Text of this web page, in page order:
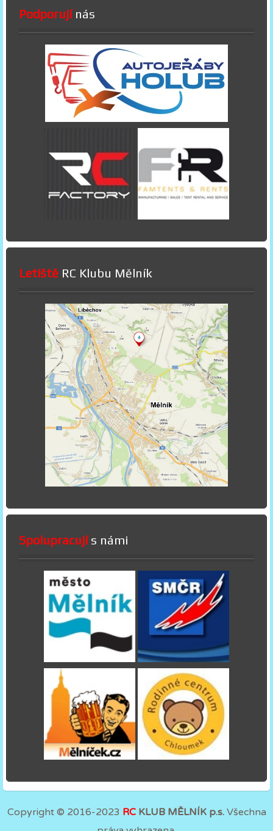
Podporujínás
Letiště RC Klubu Mělník
Spolupracujís námi
Copyright © 2016-2023 RC KLUB MĚLNÍK p.s.Všechna